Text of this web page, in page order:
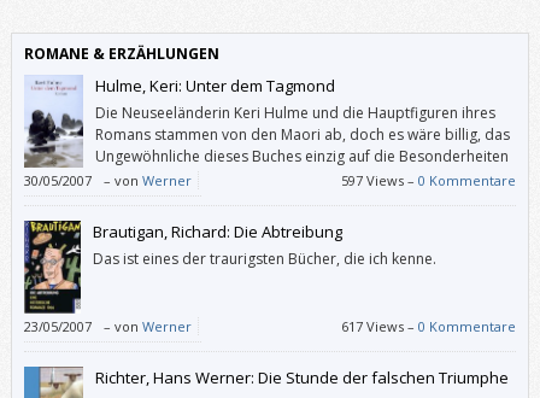
ROMANE & ERZÄHLUNGEN
Hulme, Keri: Unter dem Tagmond
Die Neuseeländerin Keri Hulme und die Hauptfiguren ihres
Romans stammen von den Maori ab, doch es wäre billig, das
Ungewöhnliche dieses Buches einzig auf die Besonderheiten
dieses indigenen Volkes zurückführen zu wollen. Deren
Traditionen und Mythen mögen Hulme allerdings geholfen haben, die
Nachtmeerfahrten ihrer Charaktere zu schildern, ohne ins Peinliche
abzurutschen.
30/05/2007 – von Werner 597 Views –0 Kommentare
Brautigan, Richard: Die Abtreibung
Das ist eines der traurigsten Bücher, die ich kenne.
23/05/2007 – von Werner 617 Views –0 Kommentare
Richter, Hans Werner: Die Stunde der falschen Triumphe